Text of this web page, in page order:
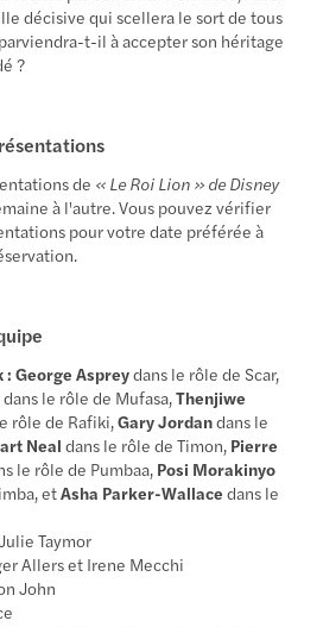
décisive qui scellera le sort de tous
t-il à accepter son héritage
?
de « Le Roi Lion » de Disney
à l'autre. Vous pouvez vérifier
pour votre date préférée à
: George Aspreydans le rôle de Scar,
dans le rôle de Mufasa,Thenjiwe
rôle de Rafiki,Gary Jordandans le
Nealdans le rôle de Timon, Pierre
le rôle de Pumbaa, Posi Morakinyo
etAsha Parker-Wallace dans le
Taymor
Allers et Irene Mecchi
John